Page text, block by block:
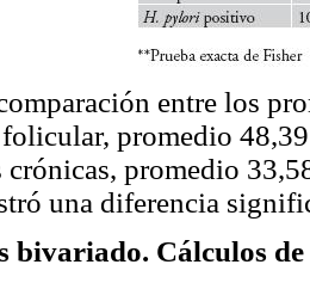
entre los
promedio
crónicas, promedio
una diferencia
bivariado. Cálculos de